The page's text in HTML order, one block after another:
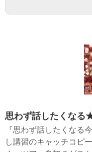
思わず話したくな
『思わず話したくなる
し講習のキャッチコピ